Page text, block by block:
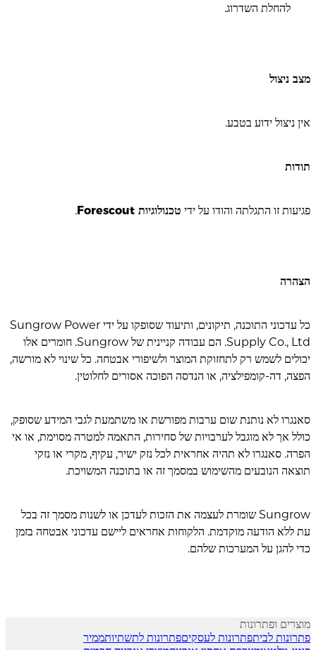
להחלת השדרוג.
מצב ניצול
אין ניצול ידוע בטבע.
תודות
פגיעות זו התגלתה והודו על ידי טכנולוגיות Forescout .
הצהרה
כל עדכוני התוכנה, תיקונים, ותיעוד שסופקו על ידי Sungrow Power
Supply Co., Ltd. הם עבודה קניינית של Sungrow. חומרים אלו
יכולים לשמש רק לתחזוקת המוצר ולשיפורי אבטחה. כל שינוי לא מורשה,
הפצה, דה-קומפילציה, או הנדסה הפוכה אסורים לחלוטין.
סאנגרו לא נותנת שום ערבות מפורשת או משתמעת לגבי המידע שסופק,
כולל אך לא מוגבל לערבויות של סחירות, התאמה למטרה מסוימת, או אי
הפרה. סאנגרו לא תהיה אחראית לכל נזק ישיר, עקיף, מקרי או נזקי
תוצאה הנובעים מהשימוש במסמך זה או בתוכנה המשויכת.
Sungrow שומרת לעצמה את הזכות לעדכן או לשנות מסמך זה בכל
עת ללא הודעה מוקדמת. הלקוחות אחראים ליישם עדכוני אבטחה בזמן
כדי להגן על המערכות שלהם.
מוצרים ופתרונות
פתרונות לביתפתרונות לעסקיםפתרונות לתשתיותממיר